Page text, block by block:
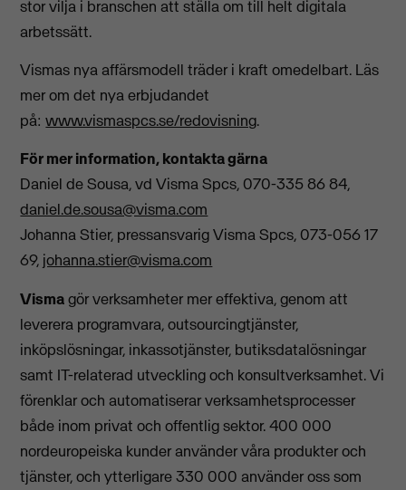
stor vilja i branschen att ställa om till helt digitala
arbetssätt.
Vismas nya affärsmodell träder i kraft omedelbart. Läs
mer om det nya erbjudandet
på:www.vismaspcs.se/redovisning.
För mer information, kontakta gärna
Daniel de Sousa, vd Visma Spcs, 070-335 86 84,
daniel.de.sousa@visma.com
Johanna Stier, pressansvarig Visma Spcs, 073-056 17
69, johanna.stier@visma.com
Vismagör verksamheter mer effektiva, genom att
leverera programvara, outsourcingtjänster,
inköpslösningar, inkassotjänster, butiksdatalösningar
samt IT-relaterad utveckling och konsultverksamhet. Vi
förenklar och automatiserar verksamhetsprocesser
både inom privat och offentlig sektor. 400 000
nordeuropeiska kunder använder våra produkter och
tjänster, och ytterligare 330 000 använder oss som